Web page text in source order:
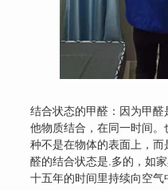
结合状态的甲醛：因为甲
他物质结合，在同一时间
种不是在物体的表面上，
醛的结合状态是.多的，如
十五年的时间里持续向空气